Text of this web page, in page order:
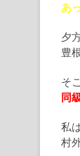
あ
夕
豊
そ
同
私
村